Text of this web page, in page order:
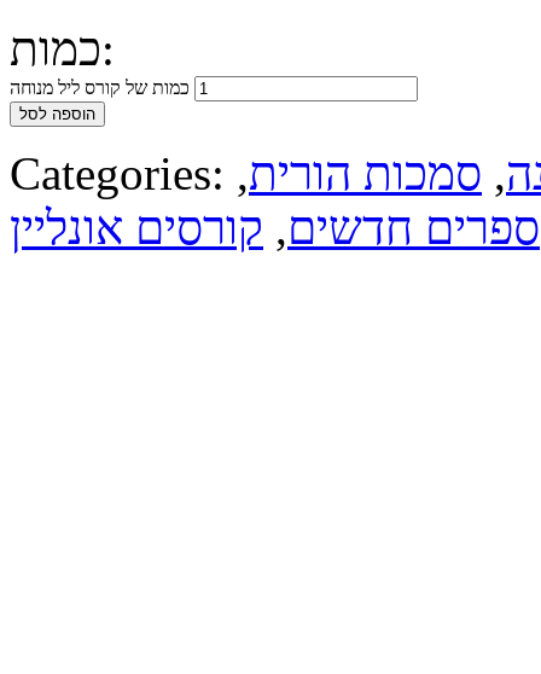
כמות:
כמות של קורס ליל מנוחה
הוספה לסל
Categories: , סמכות הורית,
ספרים חדשים, קורסים אונליין